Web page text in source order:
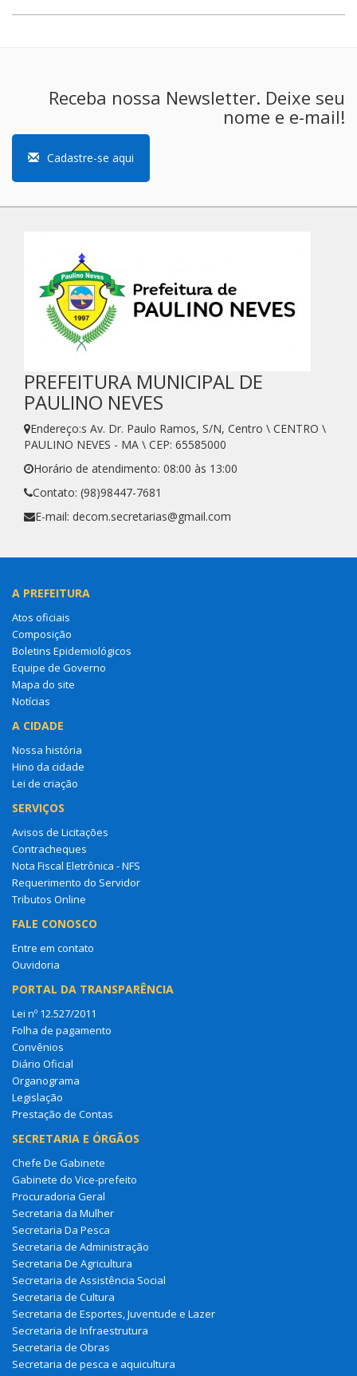
Receba nossa Newsletter. Deixe seu
nome e e-mail!
Cadastre-se aqui
PREFEITURA MUNICIPAL DE
PAULINO NEVES
Endereço:s Av. Dr. Paulo Ramos, S/N, Centro \ CENTRO \
PAULINO NEVES - MA \ CEP: 65585000
Horário de atendimento: 08:00 às 13:00
Contato: (98)98447-7681
E-mail: decom.secretarias@gmail.com
A PREFEITURA
Atos oficiais
Composição
Boletins Epidemiológicos
Equipe de Governo
Mapa do site
Notícias
A CIDADE
Nossa história
Hino da cidade
Lei de criação
SERVIÇOS
Avisos de Licitações
Contracheques
Nota Fiscal Eletrônica - NFS
Requerimento do Servidor
Tributos Online
FALE CONOSCO
Entre em contato
Ouvidoria
PORTAL DA TRANSPARÊNCIA
Lei nº 12.527/2011
Folha de pagamento
Convênios
Diário Oficial
Organograma
Legislação
Prestação de Contas
SECRETARIA E ÓRGÃOS
Chefe De Gabinete
Gabinete do Vice-prefeito
Procuradoria Geral
Secretaria da Mulher
Secretaria Da Pesca
Secretaria de Administração
Secretaria De Agricultura
Secretaria de Assistência Social
Secretaria de Cultura
Secretaria de Esportes, Juventude e Lazer
Secretaria de Infraestrutura
Secretaria de Obras
Secretaria de pesca e aquicultura